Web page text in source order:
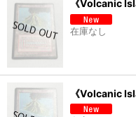
《Volcanic
在庫なし
《Volcanic